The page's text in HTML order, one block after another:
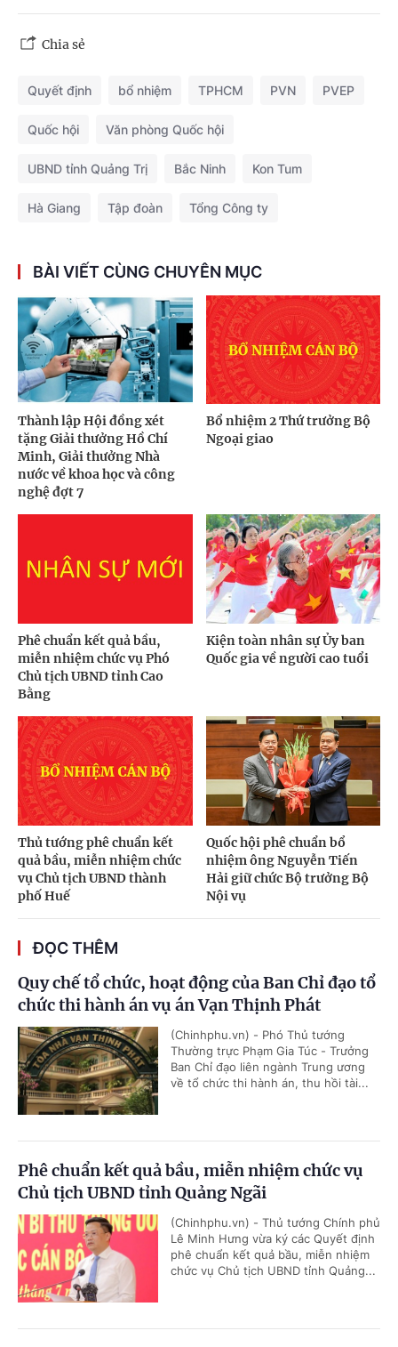
Chia sẻ
Quyết định bổ nhiệm TPHCM PVN PVEP
Quốc hội Văn phòng Quốc hội
UBND tỉnh Quảng Trị Bắc Ninh Kon Tum
Hà Giang Tập đoàn Tổng Công ty
BÀI VIẾT CÙNG CHUYÊN MỤC
Thành lập Hội đồng xét
tặng Giải thưởng Hồ Chí
Minh, Giải thưởng Nhà
nước về khoa học và công
nghệ đợt 7
Bổ nhiệm 2 Thứ trưởng Bộ
Ngoại giao
Phê chuẩn kết quả bầu,
miễn nhiệm chức vụ Phó
Chủ tịch UBND tỉnh Cao
Bằng
Kiện toàn nhân sự Ủy ban
Quốc gia về người cao tuổi
Thủ tướng phê chuẩn kết
quả bầu, miễn nhiệm chức
vụ Chủ tịch UBND thành
phố Huế
Quốc hội phê chuẩn bổ
nhiệm ông Nguyễn Tiến
Hải giữ chức Bộ trưởng Bộ
Nội vụ
ĐỌC THÊM
Quy chế tổ chức, hoạt động của Ban Chỉ đạo tổ
chức thi hành án vụ án Vạn Thịnh Phát
(Chinhphu.vn) - Phó Thủ tướng
Thường trực Phạm Gia Túc - Trưởng
Ban Chỉ đạo liên ngành Trung ương
về tổ chức thi hành án, thu hồi tài...
Phê chuẩn kết quả bầu, miễn nhiệm chức vụ
Chủ tịch UBND tỉnh Quảng Ngãi
(Chinhphu.vn) - Thủ tướng Chính phủ
Lê Minh Hưng vừa ký các Quyết định
phê chuẩn kết quả bầu, miễn nhiệm
chức vụ Chủ tịch UBND tỉnh Quảng...